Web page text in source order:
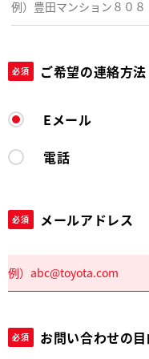
必須 ご希望の連絡方法
Eメール
電話
必須 メールアドレス
必須 お問い合わせの